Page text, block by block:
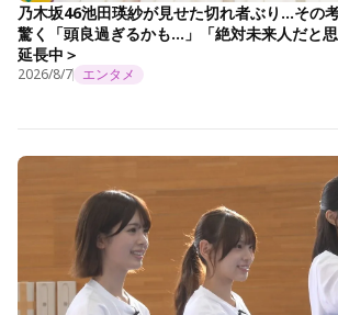
乃木坂46池田瑛紗が見せた切れ者ぶり…その
驚く「頭良過ぎるかも…」「絶対未来人だと
延長中＞
2026/8/7 エンタメ